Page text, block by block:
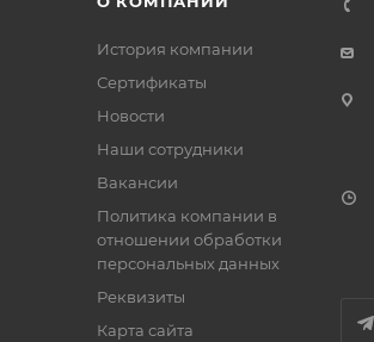
История компании
Сертификаты
Новости
Наши сотрудники
Вакансии
Политика компании в
отношении обработки
персональных данных
Реквизиты
Карта сайта